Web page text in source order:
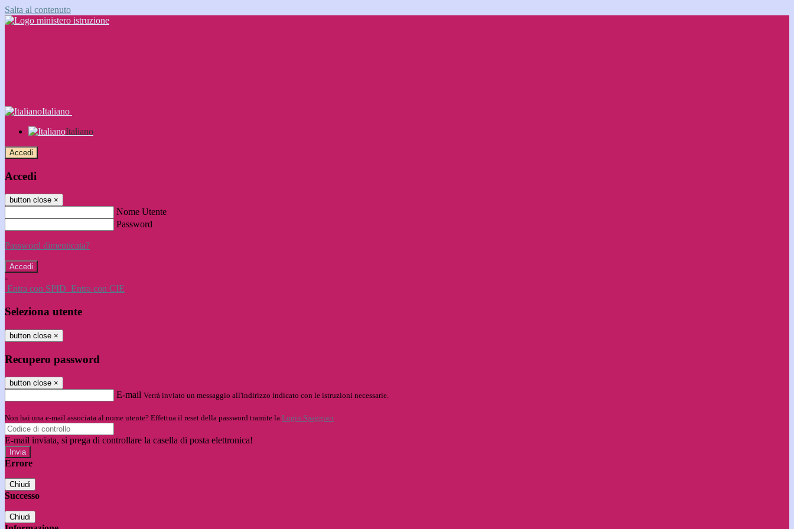
Salta al contenuto
Italiano
Italiano
Accedi
Accedi
button close ×
Nome Utente
Password
Password dimenticata?
-
Entra con SPID Entra con CIE
Seleziona utente
button close ×
Recupero password
button close ×
E-mail Verrà inviato un messaggio all'indirizzo indicato con le istruzioni necessarie.
Non hai una e-mail associata al nome utente? Effettua il reset della password tramite la Login Spaggiari
E-mail inviata, si prega di controllare la casella di posta elettronica!
Errore
Chiudi
Successo
Chiudi